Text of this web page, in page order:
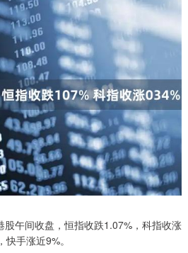
午间收盘，恒指收跌1.07%，科指收涨
手涨近9%。